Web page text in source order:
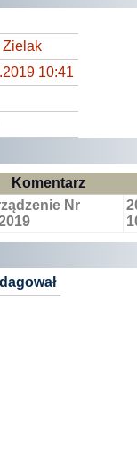
Zielak
10:41
Komentarz
Nr